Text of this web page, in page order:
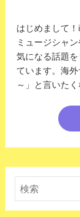
はじめまして！
ミュージシャ
気になる話題
ています。海
～」と言いた